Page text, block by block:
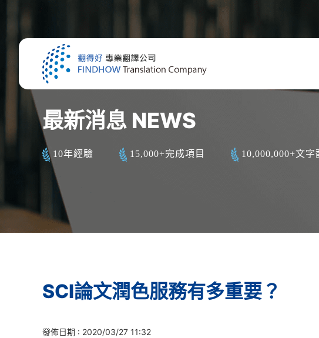
最新消息 NEWS
10年經驗 15,000+完成項目 10,000,000+文字
SCI論文潤色服務有多重要？
發佈日期 : 2020/03/27 11:32